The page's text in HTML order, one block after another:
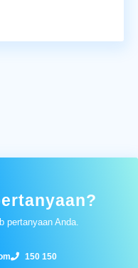
pertanyaan Anda.
150 150